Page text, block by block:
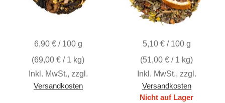
6,90 € / 100 g
(69,00 € / 1 kg)
Inkl. MwSt., zzgl.
Versandkosten
5,10 € / 100 g
(51,00 € / 1 kg)
Inkl. MwSt., zzgl.
Versandkosten
Nicht auf Lager